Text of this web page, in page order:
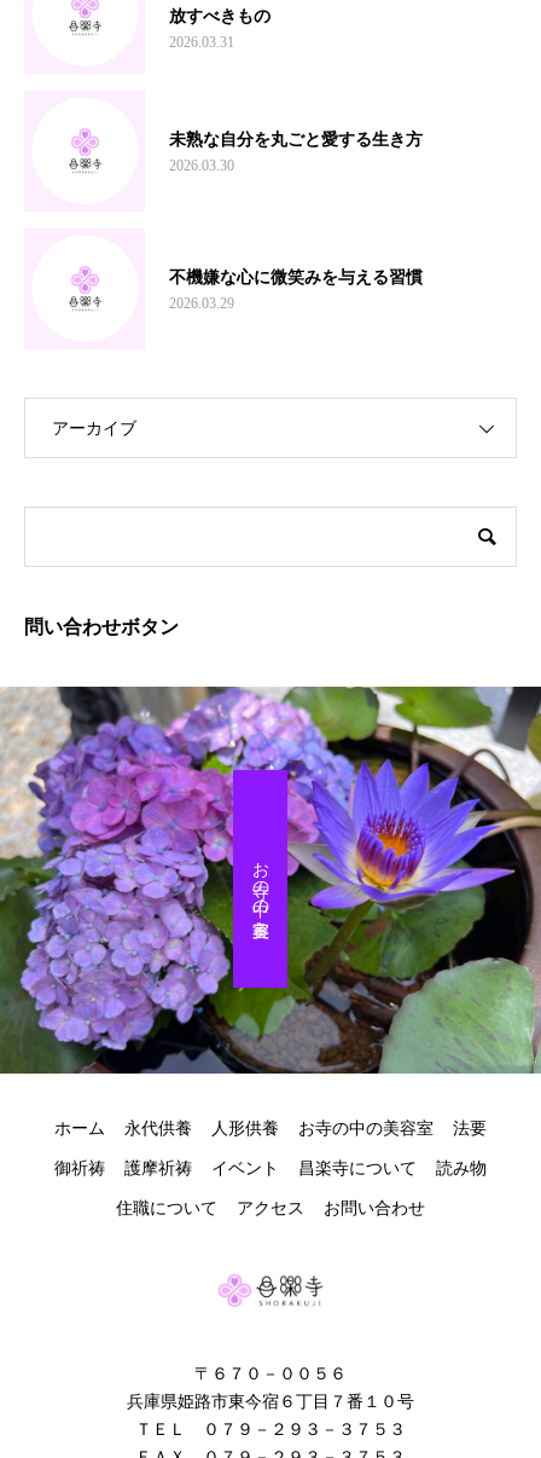
放すべきもの
2026.03.31
未熟な自分を丸ごと愛する生き方
2026.03.30
不機嫌な心に微笑みを与える習慣
2026.03.29
アーカイブ
問い合わせボタン
お寺の中の美容室
ホーム 永代供養 人形供養 お寺の中の美容室 法要
御祈祷 護摩祈祷 イベント 昌楽寺について 読み物
住職について アクセス お問い合わせ
〒６７０－００５６
兵庫県姫路市東今宿６丁目７番１０号
ＴＥＬ ０７９－２９３－３７５３